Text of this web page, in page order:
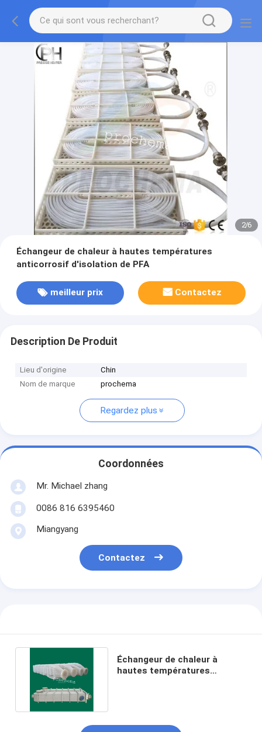
2/6
Échangeur de chaleur à hautes températures
anticorrosif d'isolation de PFA
meilleur prix Contactez
Description De Produit
Lieu d'origine
Chin
Nom de marque
prochema
Regardez plus
Coordonnées
Mr. Michael zhang
0086 816 6395460
Miangyang
Contactez
Échangeur de chaleur à
hautes températures